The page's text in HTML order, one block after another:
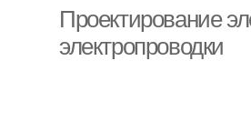
Проектирование
электропроводки